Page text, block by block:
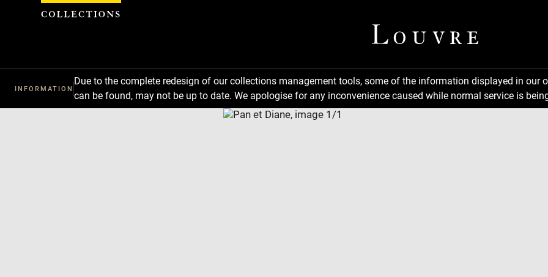
INFORMATION
Due to the complete redesign of our collections management tools, some of the information displayed in
can be found, may not be up to date. We apologise for any inconvenience caused while normal service is
Cookies management panel